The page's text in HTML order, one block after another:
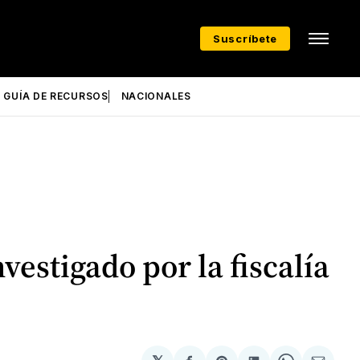
Suscríbete
GUÍA DE RECURSOS NACIONALES
por la fiscalía